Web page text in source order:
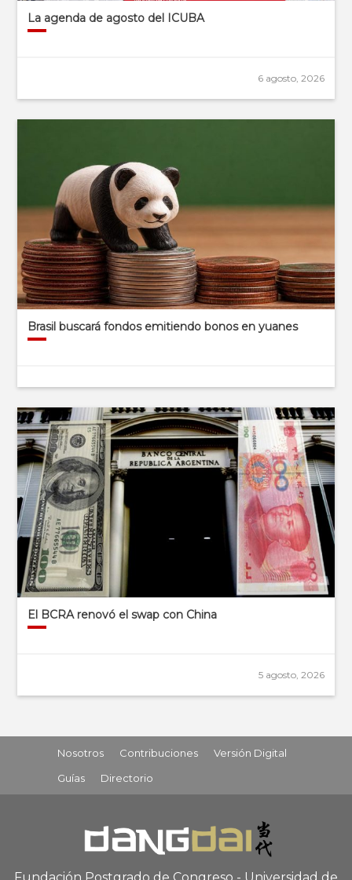
La agenda de agosto del ICUBA
6 agosto, 2026
Brasil buscará fondos emitiendo bonos en yuanes
El BCRA renovó el swap con China
5 agosto, 2026
Nosotros Contribuciones
Versión Digital
Guías
Directorio